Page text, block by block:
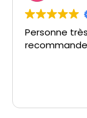
Personne